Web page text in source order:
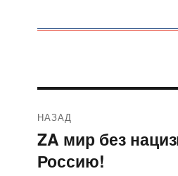
по
записям
НАЗАД
Предыдущая
запись:
ZA мир без
Россию!